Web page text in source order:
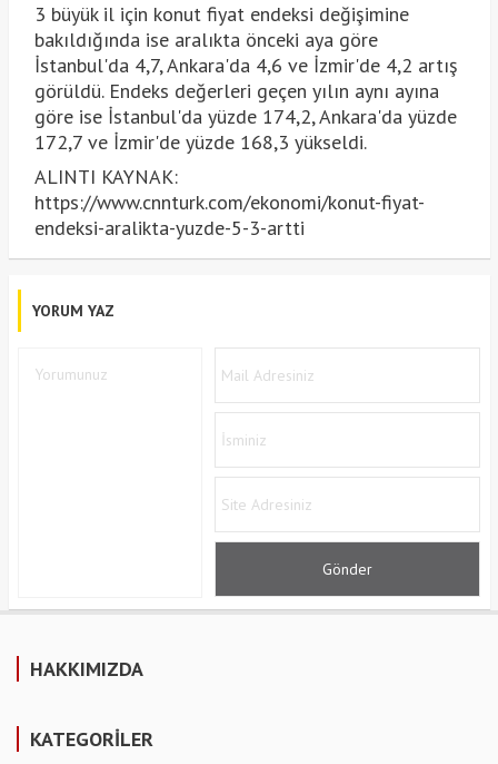
3 büyük il için konut fiyat endeksi değişimine
bakıldığında ise aralıkta önceki aya göre
İstanbul'da 4,7, Ankara'da 4,6 ve İzmir'de 4,2 artış
görüldü. Endeks değerleri geçen yılın aynı ayına
göre ise İstanbul'da yüzde 174,2, Ankara'da yüzde
172,7 ve İzmir'de yüzde 168,3 yükseldi.
ALINTI KAYNAK:
https://www.cnnturk.com/ekonomi/konut-fiyat-
endeksi-aralikta-yuzde-5-3-artti
YORUM YAZ
HAKKIMIZDA
KATEGORİLER